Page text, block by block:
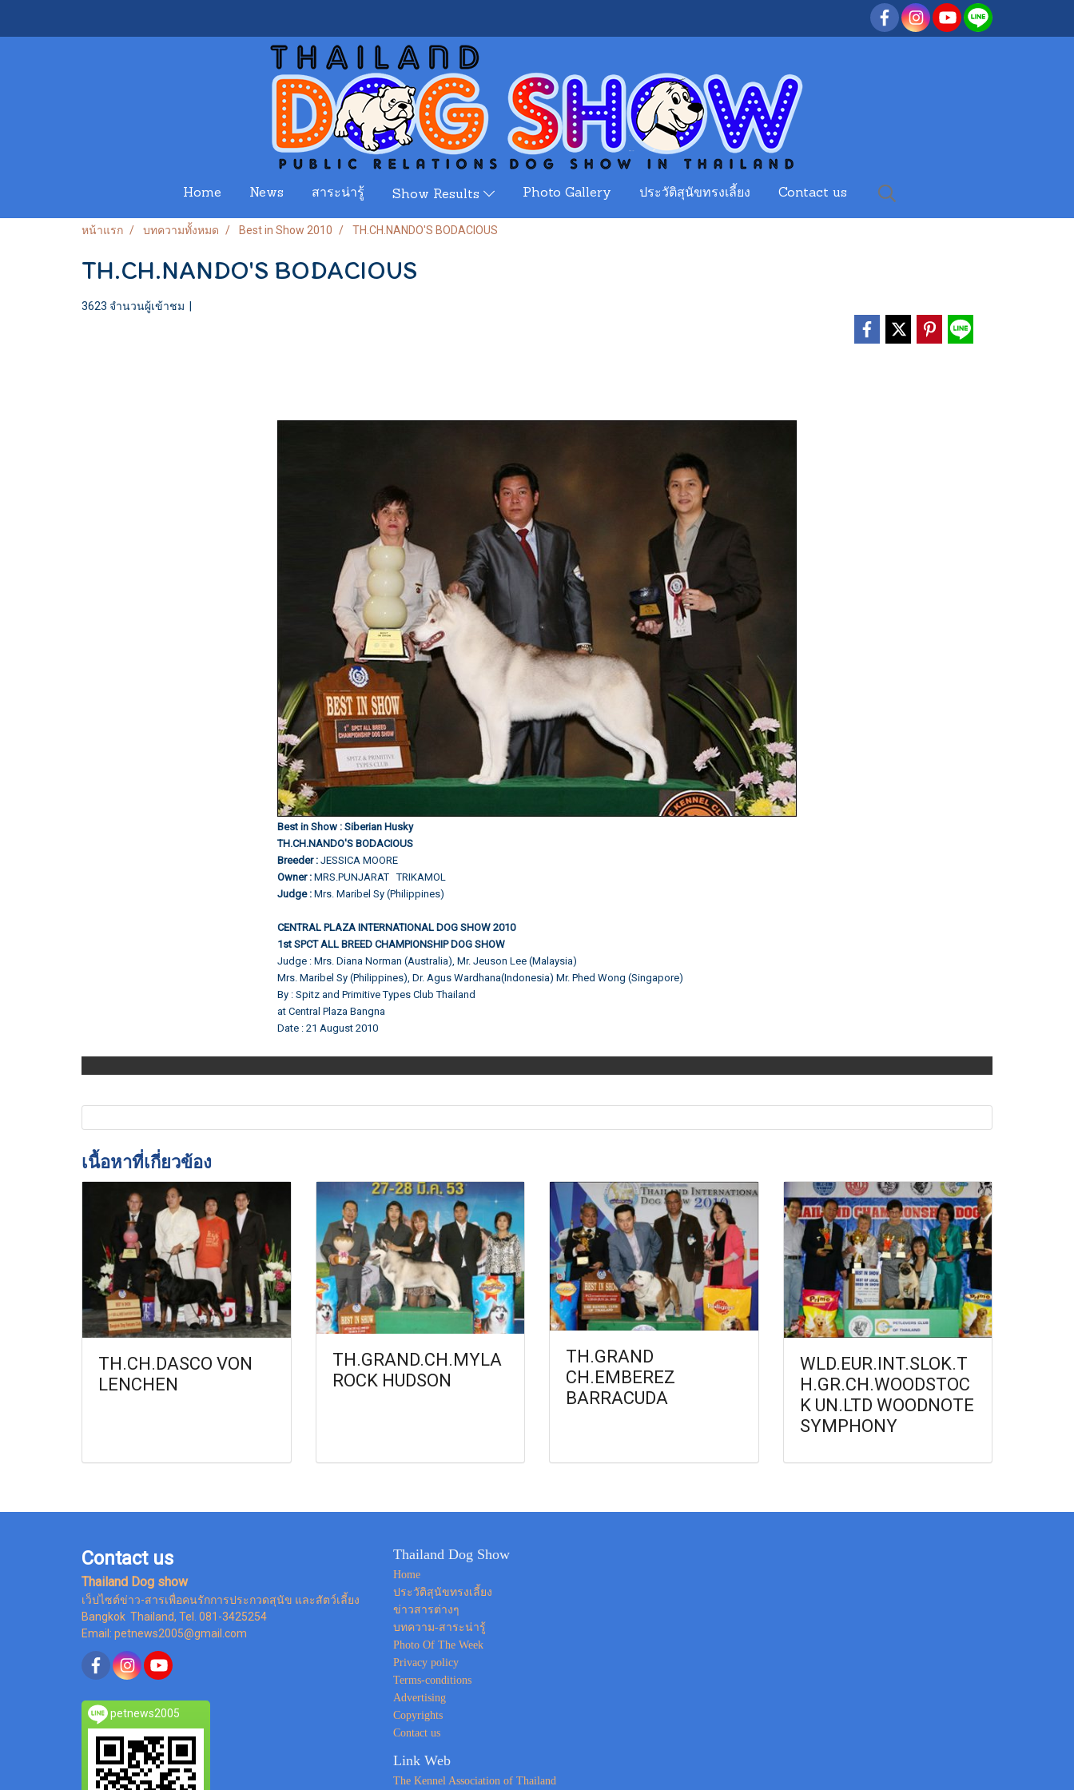
Home News สาระน่ารู้ Show Results Photo Gallery ประวัติสุนัขทรงเลี้ยง Contact us
หน้าแรก บทความทั้งหมด Best in Show 2010 TH.CH.NANDO'S BODACIOUS
TH.CH.NANDO'S BODACIOUS
3623 จำนวนผู้เข้าชม |
Best in Show : Siberian Husky
TH.CH.NANDO'S BODACIOUS
Breeder : JESSICA MOORE
Owner : MRS.PUNJARAT TRIKAMOL
Judge : Mrs. Maribel Sy (Philippines)
CENTRAL PLAZA INTERNATIONAL DOG SHOW 2010
1st SPCT ALL BREED CHAMPIONSHIP DOG SHOW
Judge : Mrs. Diana Norman (Australia), Mr. Jeuson Lee (Malaysia)
Mrs. Maribel Sy (Philippines), Dr. Agus Wardhana(Indonesia) Mr. Phed Wong (Singapore)
By : Spitz and Primitive Types Club Thailand
at Central Plaza Bangna
Date : 21 August 2010
เนื้อหาที่เกี่ยวข้อง
TH.CH.DASCO VON
LENCHEN
TH.GRAND.CH.MYLA
ROCK HUDSON
TH.GRAND
CH.EMBEREZ
BARRACUDA
WLD.EUR.INT.SLOK.T
H.GR.CH.WOODSTOC
K UN.LTD WOODNOTE
SYMPHONY
Contact us
Thailand Dog show
เว็ปไซต์ข่าว-สารเพื่อคนรักการประกวดสุนัข และสัตว์เลี้ยง
Bangkok Thailand, Tel. 081-3425254
Email: petnews2005@gmail.com
petnews2005
Thailand Dog Show
Home
ประวัติสุนัขทรงเลี้ยง
ข่าวสารต่างๆ
บทความ-สาระน่ารู้
Photo Of The Week
Privacy policy
Terms-conditions
Advertising
Copyrights
Contact us
Link Web
The Kennel Association of Thailand